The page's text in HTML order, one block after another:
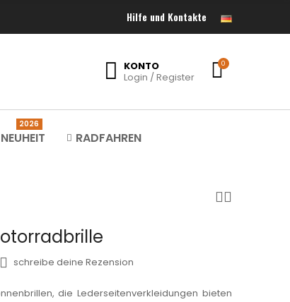
Hilfe und Kontakte
KONTO
Login / Register
0
NEUHEIT
2026
RADFAHREN
schreibe deine Rezension
die Lederseitenverkleidungen bieten